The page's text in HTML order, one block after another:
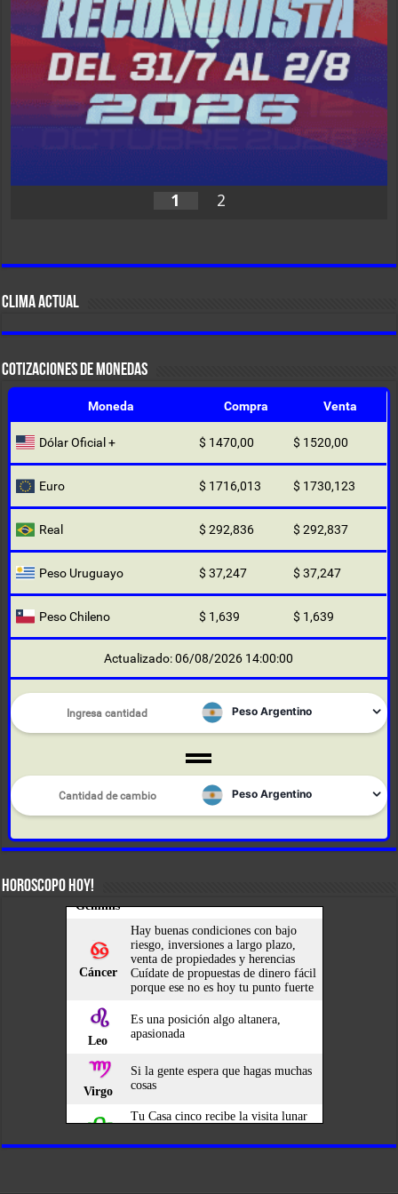
1 2
CLIMA ACTUAL
COTIZACIONES DE MONEDAS
Moneda Compra Venta
Dólar Oficial + $ 1470,00 $ 1520,00
Euro $ 1716,013 $ 1730,123
Real $ 292,836 $ 292,837
Peso Uruguayo $ 37,247 $ 37,247
Peso Chileno $ 1,639 $ 1,639
Actualizado: 06/08/2026 14:00:00
HOROSCOPO HOY!